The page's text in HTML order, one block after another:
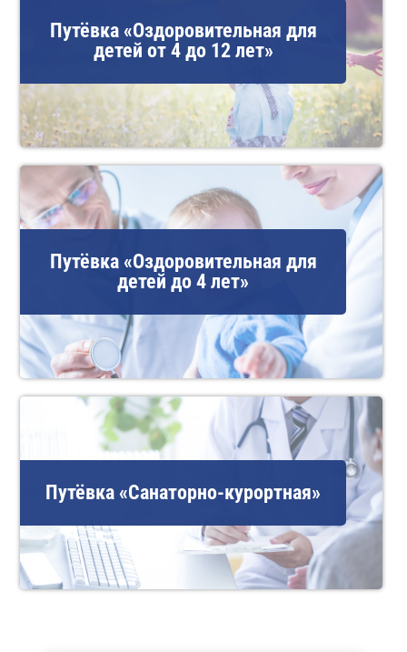
Путёвка «Оздоровительная для
детей от 4 до 12 лет»
Путёвка «Оздоровительная для
детей до 4 лет»
Путёвка «Санаторно-курортная»